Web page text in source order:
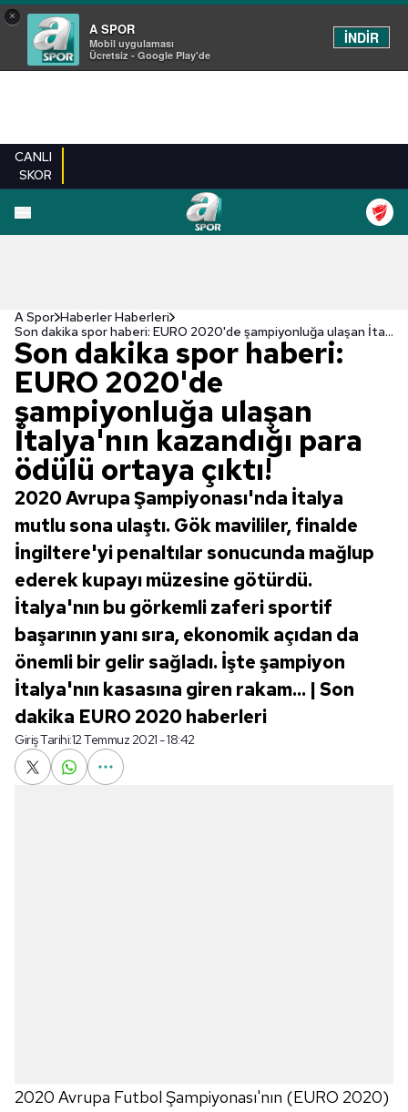
×
A SPOR
Mobil uygulaması
Ücretsiz - Google Play'de
İNDİR
CANLI
SKOR
A Spor Haberler Haberleri
Son dakika spor haberi: EURO 2020'de şampiyonluğa ulaşan İtalya'nın kazandığı para ödülü ortaya çıktı!
Son dakika spor haberi:
EURO 2020'de
şampiyonluğa ulaşan
İtalya'nın kazandığı para
ödülü ortaya çıktı!
2020 Avrupa Şampiyonası'nda İtalya
mutlu sona ulaştı. Gök mavililer, finalde
İngiltere'yi penaltılar sonucunda mağlup
ederek kupayı müzesine götürdü.
İtalya'nın bu görkemli zaferi sportif
başarının yanı sıra, ekonomik açıdan da
önemli bir gelir sağladı. İşte şampiyon
İtalya'nın kasasına giren rakam... | Son
dakika EURO 2020 haberleri
Giriş Tarihi:12 Temmuz 2021 - 18:42
2020 Avrupa Futbol Şampiyonası'nın (EURO 2020)